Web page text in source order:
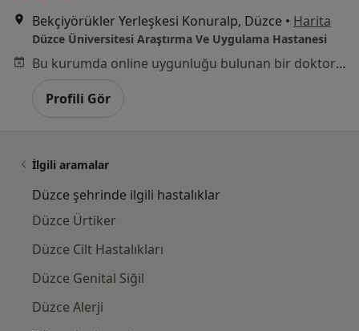
Bekçiyörükler Yerleşkesi Konuralp, Düzce • Harita
Düzce Üniversitesi Araştırma Ve Uygulama Hastanesi
Bu kurumda online uygunluğu bulunan bir doktor veya uzman bulunamadı
Profili Gör
İlgili aramalar
Düzce şehrinde ilgili hastalıklar
Düzce Ürtiker
Düzce Cilt Hastalıkları
Düzce Genital Siğil
Düzce Alerji